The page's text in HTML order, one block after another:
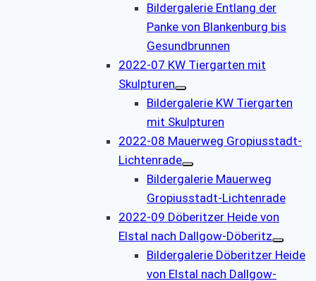
Bildergalerie Entlang der
Panke von Blankenburg bis
Gesundbrunnen
2022-07 KW Tiergarten mit
Skulpturen
Bildergalerie KW Tiergarten
mit Skulpturen
2022-08 Mauerweg Gropiusstadt-
Lichtenrade
Bildergalerie Mauerweg
Gropiusstadt-Lichtenrade
2022-09 Döberitzer Heide von
Elstal nach Dallgow-Döberitz
Bildergalerie Döberitzer Heide
von Elstal nach Dallgow-